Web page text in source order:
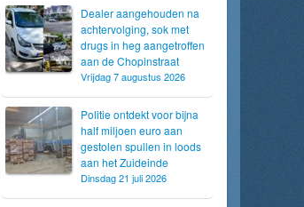
Dealer aangehouden na
achtervolging, sok met
drugs in heg aangetroffen
aan de Chopinstraat
Vrijdag 7 augustus 2026
Politie ontdekt voor bijna
half miljoen euro aan
gestolen spullen in loods
aan het Zuideinde
Dinsdag 21 juli 2026